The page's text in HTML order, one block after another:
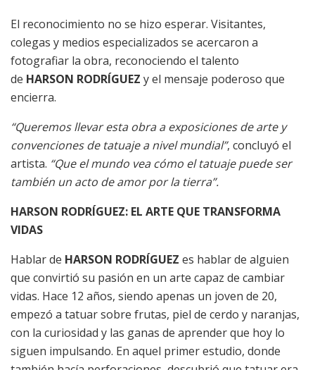
El reconocimiento no se hizo esperar. Visitantes,
colegas y medios especializados se acercaron a
fotografiar la obra, reconociendo el talento
de HARSON RODRÍGUEZ y el mensaje poderoso que
encierra.
“Queremos llevar esta obra a exposiciones de arte y
convenciones de tatuaje a nivel mundial”, concluyó el
artista. “Que el mundo vea cómo el tatuaje puede ser
también un acto de amor por la tierra”.
HARSON RODRÍGUEZ: EL ARTE QUE TRANSFORMA
VIDAS
Hablar de HARSON RODRÍGUEZ es hablar de alguien
que convirtió su pasión en un arte capaz de cambiar
vidas. Hace 12 años, siendo apenas un joven de 20,
empezó a tatuar sobre frutas, piel de cerdo y naranjas,
con la curiosidad y las ganas de aprender que hoy lo
siguen impulsando. En aquel primer estudio, donde